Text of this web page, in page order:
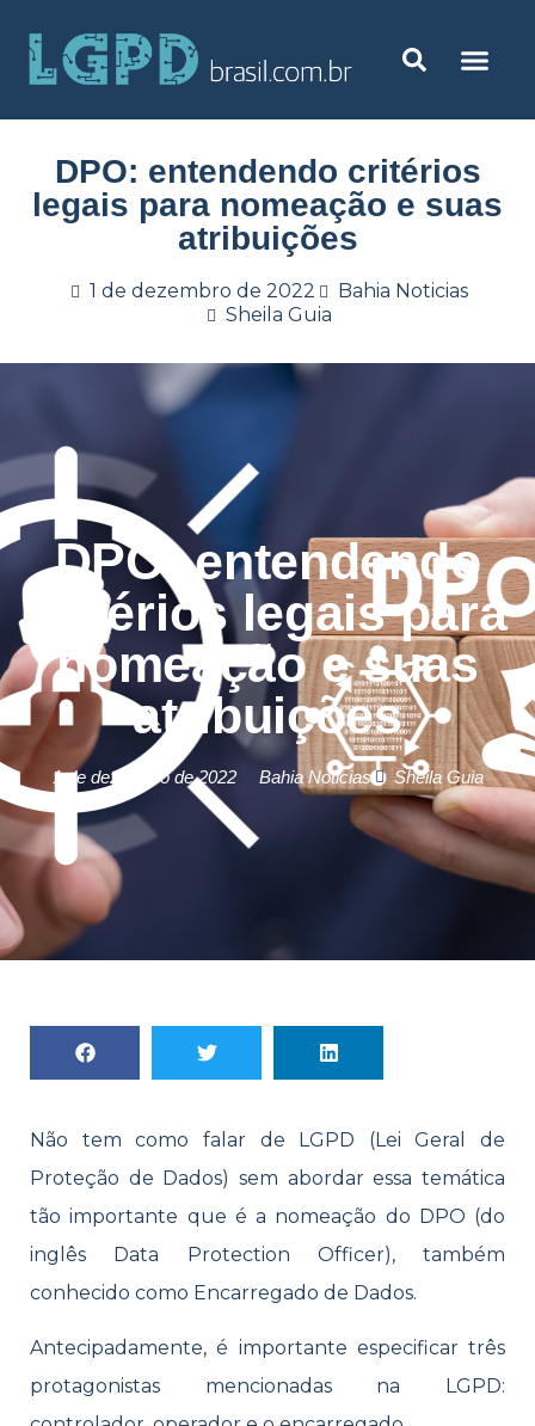
DPO: entendendo critérios
legais para nomeação e suas
atribuições
1 de dezembro de 2022
Bahia Noticias
Sheila Guia
DPO: entendendo
critérios legais para
nomeação e suas
atribuições
1 de dezembro de 2022 Bahia Noticias Sheila Guia
Não tem como falar de LGPD (Lei Geral de
Proteção de Dados) sem abordar essa temática
tão importante que é a nomeação do DPO (do
inglês Data Protection Officer), também
conhecido como Encarregado de Dados.
Antecipadamente, é importante especificar três
protagonistas mencionadas na LGPD: